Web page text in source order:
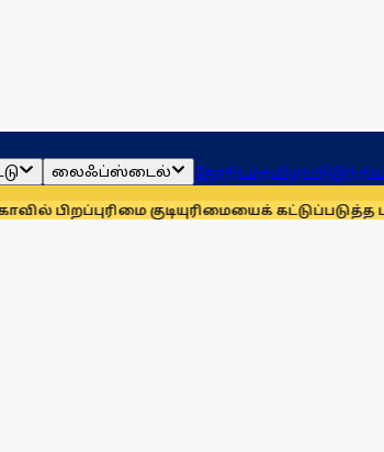
லைஃப்ஸ்டைல் ஜோதிடம்தமிழ்நாடு
குடியுரிமையைக் கட்டுப்படுத்த புதிய